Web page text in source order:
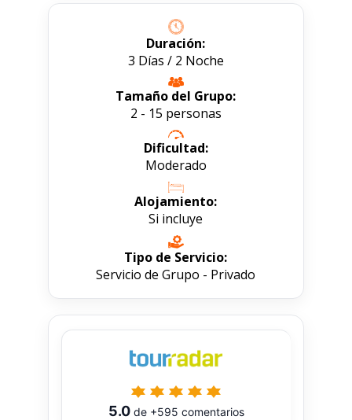
Duración:
3 Días / 2 Noche
Tamaño del Grupo:
2 - 15 personas
Dificultad:
Moderado
Alojamiento:
Si incluye
Tipo de Servicio:
Servicio de Grupo - Privado
5.0de +595 comentarios